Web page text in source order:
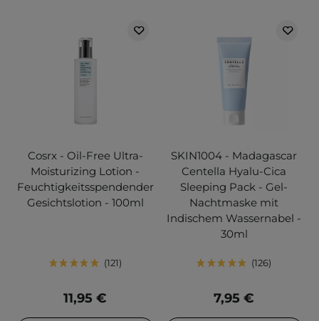
Cosrx - Oil-Free Ultra-
Moisturizing Lotion -
Feuchtigkeitsspendender
Gesichtslotion - 100ml
121
11,95 €
SKIN1004 - Madagascar
Centella Hyalu-Cica
Sleeping Pack - Gel-
Nachtmaske mit
Indischem Wassernabel -
30ml
126
7,95 €